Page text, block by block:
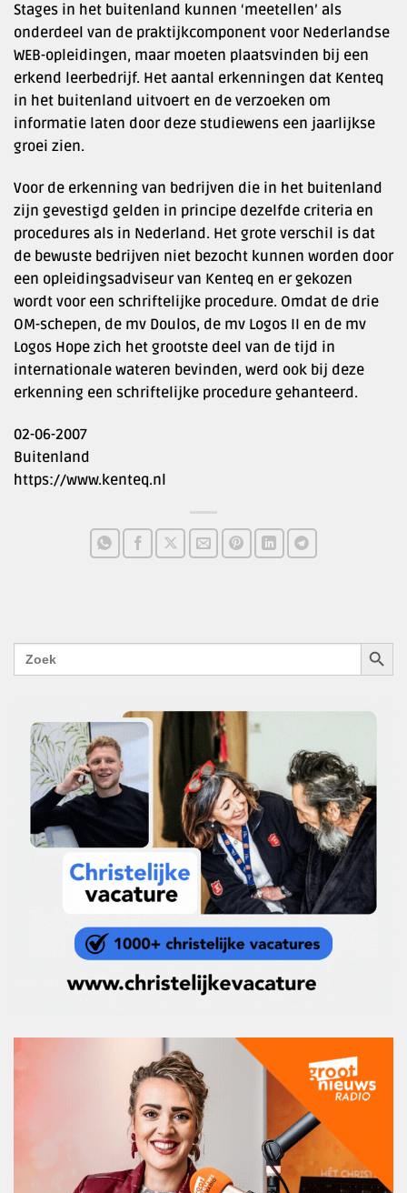
Stages in het buitenland kunnen ‘meetellen’ als
onderdeel van de praktijkcomponent voor Nederlandse
WEB-opleidingen, maar moeten plaatsvinden bij een
erkend leerbedrijf. Het aantal erkenningen dat Kenteq
in het buitenland uitvoert en de verzoeken om
informatie laten door deze studiewens een jaarlijkse
groei zien.
Voor de erkenning van bedrijven die in het buitenland
zijn gevestigd gelden in principe dezelfde criteria en
procedures als in Nederland. Het grote verschil is dat
de bewuste bedrijven niet bezocht kunnen worden door
een opleidingsadviseur van Kenteq en er gekozen
wordt voor een schriftelijke procedure. Omdat de drie
OM-schepen, de mv Doulos, de mv Logos II en de mv
Logos Hope zich het grootste deel van de tijd in
internationale wateren bevinden, werd ook bij deze
erkenning een schriftelijke procedure gehanteerd.
02-06-2007
Buitenland
https://www.kenteq.nl
Zoek
naar: